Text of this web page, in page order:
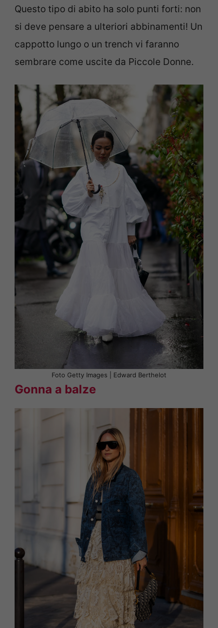
Questo tipo di abito ha solo punti forti: non
si deve pensare a ulteriori abbinamenti! Un
cappotto lungo o un trench vi faranno
sembrare come uscite da Piccole Donne.
Foto Getty Images | Edward Berthelot
Gonna a balze